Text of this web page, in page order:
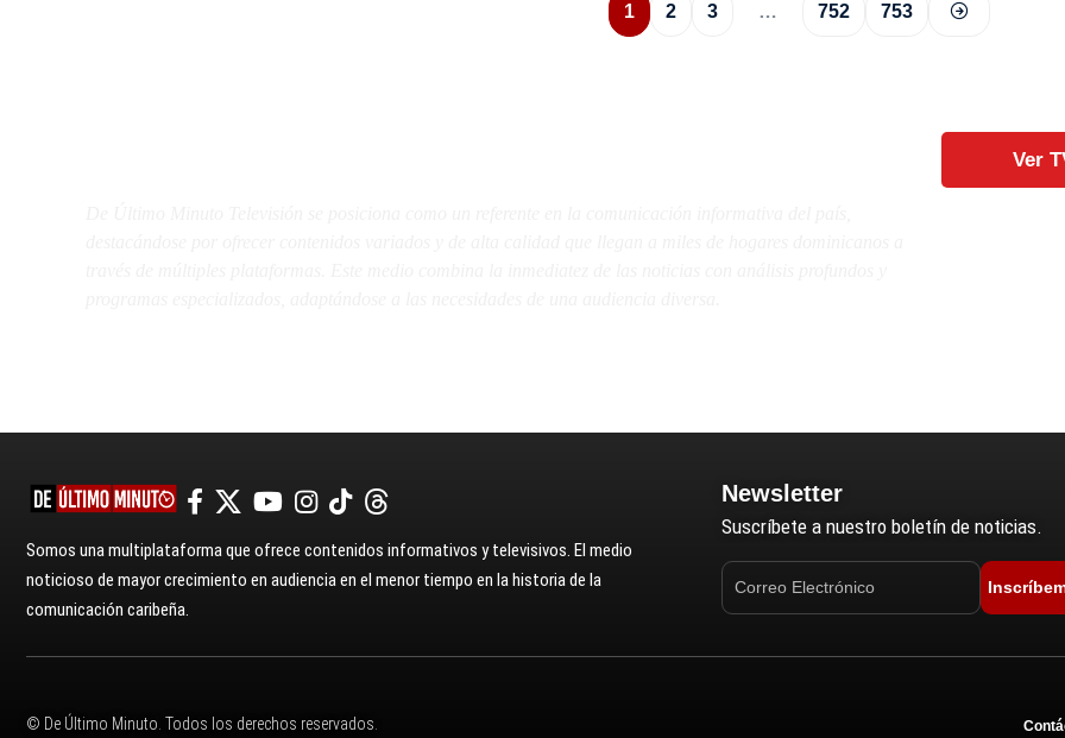
1 2 3 … 752 753
Ver
Somos una multiplataforma que ofrece contenidos informativos y televisivos. El medio
noticioso de mayor crecimiento en audiencia en el menor tiempo en la historia de la
comunicación caribeña.
Newsletter
Suscríbete a nuestro boletín de noticias.
© De Último Minuto. Todos los derechos reservados.